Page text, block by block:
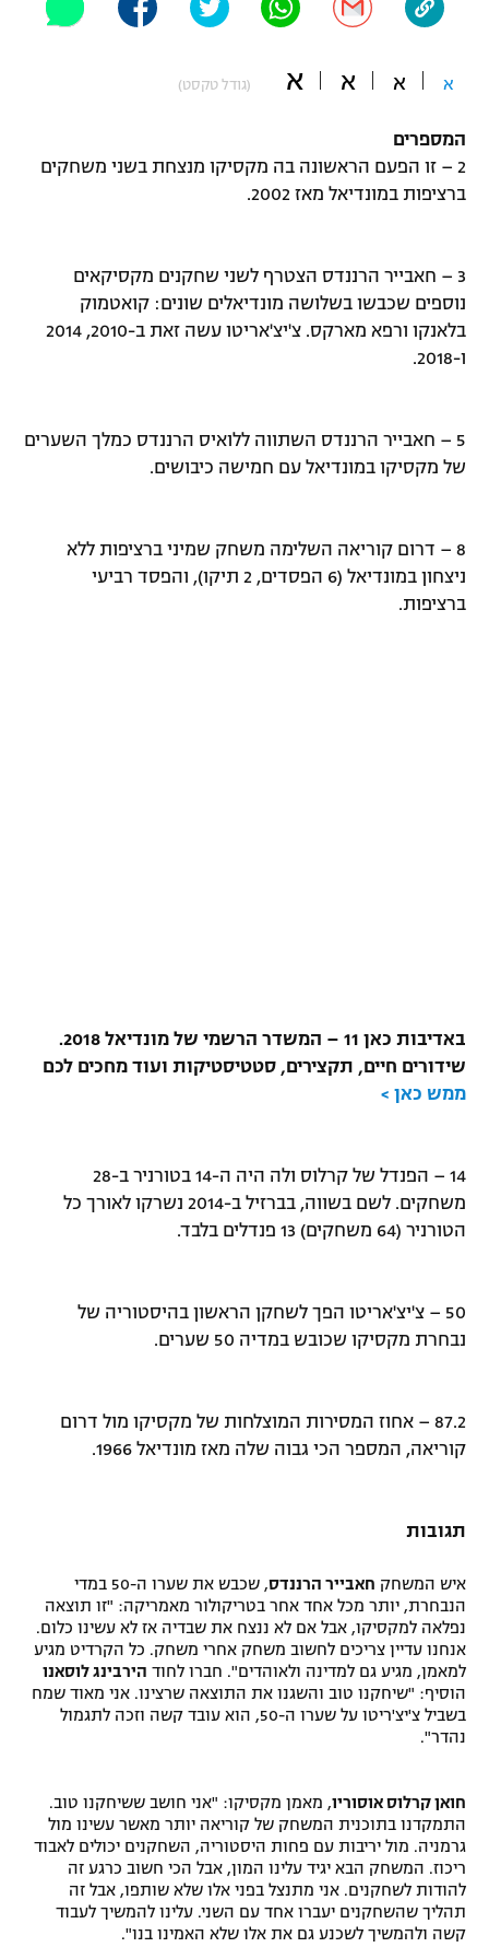
"מחצית בשכונה" – פודקאסט
תקנון משתתפים וזוכים בפרסים
תקנון עבור פעילות ספורט 1 – "מרלן"
טניס
תנאי שימוש
תקנון פעילות ספורט 1
הצטרפות לחבילת הערוצים
כדורמים
פוטבול אמריקאי NFL
ספורט אתגרי ואקסטרים
אומנויות לחימה
א א א א (גודל טקסט)
המספרים
2 – זו הפעם הראשונה בה מקסיקו מנצחת בשני משחקים
ברציפות במונדיאל מאז 2002.
3 – חאבייר הרננדס הצטרף לשני שחקנים מקסיקאים
נוספים שכבשו בשלושה מונדיאלים שונים: קואטמוק
בלאנקו ורפא מארקס. צ'יצ'אריטו עשה זאת ב-2010, 2014
ו-2018.
5 – חאבייר הרננדס השתווה ללואיס הרננדס כמלך השערים
של מקסיקו במונדיאל עם חמישה כיבושים.
8 – דרום קוריאה השלימה משחק שמיני ברציפות ללא
ניצחון במונדיאל (6 הפסדים, 2 תיקו), והפסד רביעי
ברציפות.
באדיבות כאן 11 – המשדר הרשמי של מונדיאל 2018.
שידורים חיים, תקצירים, סטטיסטיקות ועוד מחכים לכם
ממש כאן >
14 – הפנדל של קרלוס ולה היה ה-14 בטורניר ב-28
משחקים. לשם בשווה, בברזיל ב-2014 נשרקו לאורך כל
הטורניר (64 משחקים) 13 פנדלים בלבד.
50 – צ'יצ'אריטו הפך לשחקן הראשון בהיסטוריה של
נבחרת מקסיקו שכובש במדיה 50 שערים.
87.2 – אחוז המסירות המוצלחות של מקסיקו מול דרום
קוריאה, המספר הכי גבוה שלה מאז מונדיאל 1966.
תגובות
איש המשחק חאבייר הרננדס
, שכבש את שערו ה-50 במדי
הנבחרת, יותר מכל אחד אחר בטריקולור מאמריקה: "זו תוצאה
נפלאה למקסיקו, אבל אם לא ננצח את שבדיה אז לא עשינו כלום.
אנחנו עדיין צריכים לחשוב משחק אחרי משחק. כל הקרדיט מגיע
למאמן, מגיע גם למדינה ולאוהדים". חברו לחוד הירבינג לוסאנו
הוסיף: "שיחקנו טוב והשגנו את התוצאה שרצינו. אני מאוד שמח
בשביל צ'יצ'ריטו על שערו ה-50, הוא עובד קשה וזכה לתגמול
נהדר".
חואן קרלוס אוסוריו, מאמן מקסיקו: "אני חושב ששיחקנו טוב.
התמקדנו בתוכנית המשחק של קוריאה יותר מאשר עשינו מול
גרמניה. מול יריבות עם פחות היסטוריה, השחקנים יכולים לאבוד
ריכוז. המשחק הבא יגיד עלינו המון, אבל הכי חשוב כרגע זה
להודות לשחקנים. אני מתנצל בפני אלו שלא שותפו, אבל זה
תהליך שהשחקנים יעברו אחד עם השני. עלינו להמשיך לעבוד
קשה ולהמשיך לשכנע גם את אלו שלא האמינו בנו".